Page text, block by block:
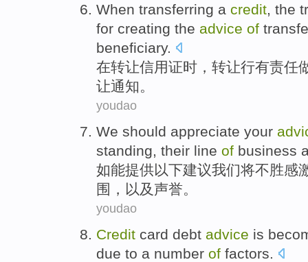
When transferring a credit, the
for creating the advice of
beneficiary.
在转让信用证时，转让行有责任
让通知。
youdao
We should appreciate your
standing, their line of business
如能提供以下建议我们将不胜感
围 ， 以及 声誉。
youdao
Credit card debt advice is
due to a number of factors